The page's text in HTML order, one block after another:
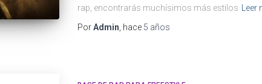
rap, encontrarás muchísimos más estilos
PorAdmin , hace 5 años